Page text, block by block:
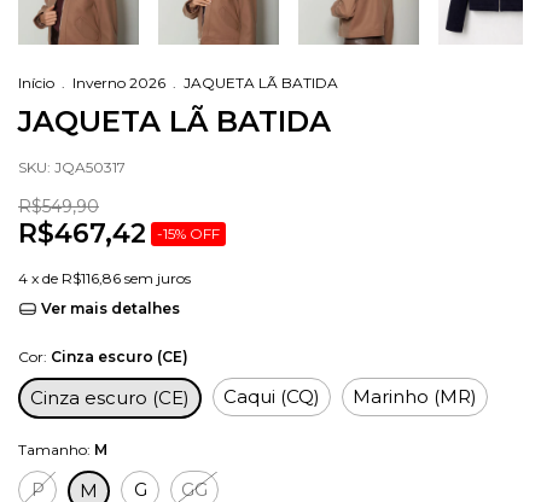
Início . Inverno 2026 . JAQUETA LÃ BATIDA
JAQUETA LÃ BATIDA
SKU: JQA50317
R$549,90
R$467,42 -15% OFF
4 x de R$116,86 sem juros
Ver mais detalhes
Cor: Cinza escuro (CE)
Cinza escuro (CE) Caqui (CQ) Marinho (MR)
Tamanho: M
P M G GG